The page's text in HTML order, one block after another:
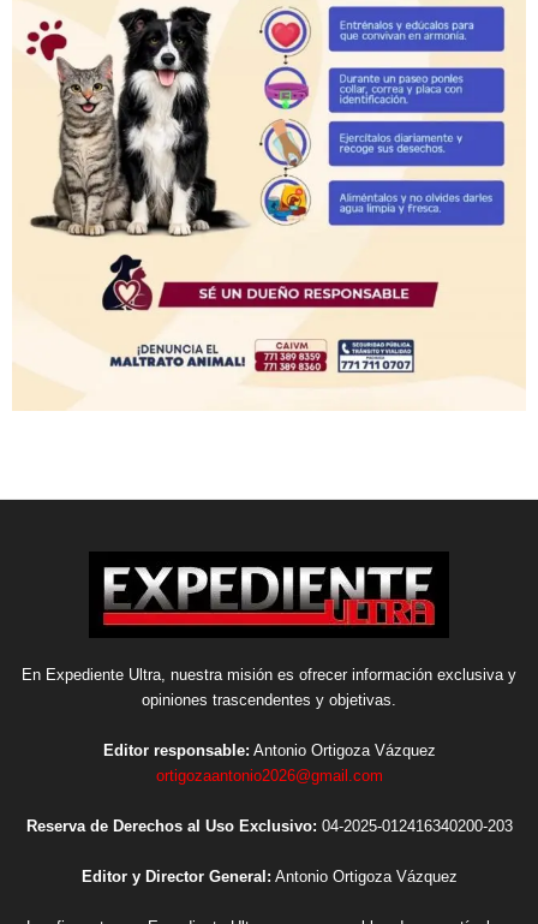
En Expediente Ultra, nuestra misión es ofrecer información exclusiva y
opiniones trascendentes y objetivas.
Editor responsable: Antonio Ortigoza Vázquez
ortigozaantonio2026@gmail.com
Reserva de Derechos al Uso Exclusivo: 04-2025-012416340200-203
Editor y Director General: Antonio Ortigoza Vázquez